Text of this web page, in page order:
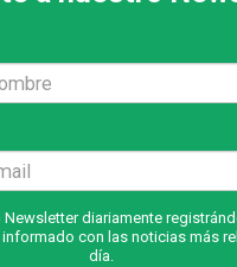
Newsletter diariamente
con las noticias más
día.